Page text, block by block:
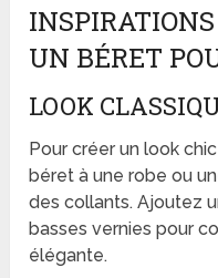
UN BÉRET
LOOK
Pour créer un look
béret à une robe ou
des collants. Ajoutez
basses vernies pour
élégante.